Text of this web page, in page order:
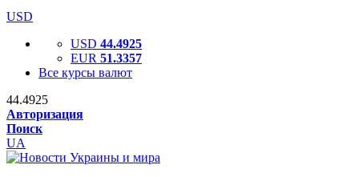
USD
USD 44.4925
EUR 51.3357
Все курсы валют
44.4925
Авторизация
Поиск
UA